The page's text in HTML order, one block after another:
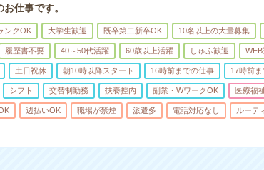
仕事です。
ンクOK 大学生歓迎 既卒第二新卒OK 10名以上の大量募集
履歴書不要 40～50代活躍 60歳以上活躍 しゅふ歓迎
土日祝休 朝10時以降スタート 16時前までの仕事 17時前
シフト 交替制勤務 扶養控内 副業・WワークOK 医療福
週払いOK 職場が禁煙 派遣多 電話対応なし ルーテ